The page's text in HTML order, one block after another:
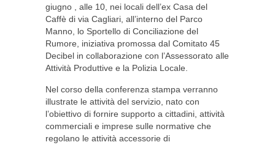
giugno , alle 10, nei locali dell’ex Casa del
Caffè di via Cagliari, all’interno del Parco
Manno, lo Sportello di Conciliazione del
Rumore, iniziativa promossa dal Comitato 45
Decibel in collaborazione con l’Assessorato alle
Attività Produttive e la Polizia Locale.
Nel corso della conferenza stampa verranno
illustrate le attività del servizio, nato con
l’obiettivo di fornire supporto a cittadini, attività
commerciali e imprese sulle normative che
regolano le attività accessorie di